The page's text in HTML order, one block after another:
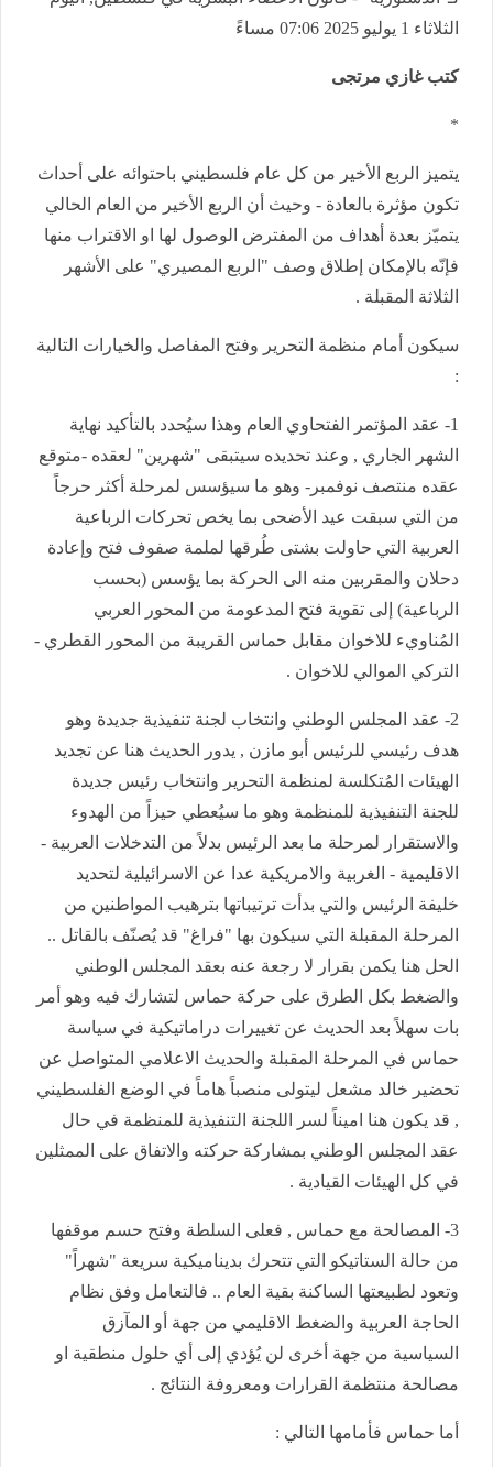
الثلاثاء 1 يوليو 2025 07:06 مساءً
كتب غازي مرتجى
*
يتميز الربع الأخير من كل عام فلسطيني باحتوائه على أحداث
تكون مؤثرة بالعادة - وحيث أن الربع الأخير من العام الحالي
يتميّز بعدة أهداف من المفترض الوصول لها او الاقتراب منها
فإنّه بالإمكان إطلاق وصف "الربع المصيري" على الأشهر
الثلاثة المقبلة .
سيكون أمام منظمة التحرير وفتح المفاصل والخيارات التالية
:
1- عقد المؤتمر الفتحاوي العام وهذا سيُحدد بالتأكيد نهاية
الشهر الجاري , وعند تحديده سيتبقى "شهرين" لعقده -متوقع
عقده منتصف نوفمبر- وهو ما سيؤسس لمرحلة أكثر حرجاً
من التي سبقت عيد الأضحى بما يخص تحركات الرباعية
العربية التي حاولت بشتى طُرقها لملمة صفوف فتح وإعادة
دحلان والمقربين منه الى الحركة بما يؤسس (بحسب
الرباعية) إلى تقوية فتح المدعومة من المحور العربي
المُناويء للاخوان مقابل حماس القريبة من المحور القطري -
التركي الموالي للاخوان .
2- عقد المجلس الوطني وانتخاب لجنة تنفيذية جديدة وهو
هدف رئيسي للرئيس أبو مازن , يدور الحديث هنا عن تجديد
الهيئات المُتكلسة لمنظمة التحرير وانتخاب رئيس جديدة
للجنة التنفيذية للمنظمة وهو ما سيُعطي حيزاً من الهدوء
والاستقرار لمرحلة ما بعد الرئيس بدلاً من التدخلات العربية -
الاقليمية - الغربية والامريكية عدا عن الاسرائيلية لتحديد
خليفة الرئيس والتي بدأت ترتيباتها بترهيب المواطنين من
المرحلة المقبلة التي سيكون بها "فراغ" قد يُصنّف بالقاتل ..
الحل هنا يكمن بقرار لا رجعة عنه بعقد المجلس الوطني
والضغط بكل الطرق على حركة حماس لتشارك فيه وهو أمر
بات سهلاً بعد الحديث عن تغييرات دراماتيكية في سياسة
حماس في المرحلة المقبلة والحديث الاعلامي المتواصل عن
تحضير خالد مشعل ليتولى منصباً هاماً في الوضع الفلسطيني
, قد يكون هنا اميناً لسر اللجنة التنفيذية للمنظمة في حال
عقد المجلس الوطني بمشاركة حركته والاتفاق على الممثلين
في كل الهيئات القيادية .
3- المصالحة مع حماس , فعلى السلطة وفتح حسم موقفها
من حالة الستاتيكو التي تتحرك بديناميكية سريعة "شهراً"
وتعود لطبيعتها الساكنة بقية العام .. فالتعامل وفق نظام
الحاجة العربية والضغط الاقليمي من جهة أو المآزق
السياسية من جهة أخرى لن يُؤدي إلى أي حلول منطقية او
مصالحة منتظمة القرارات ومعروفة النتائج .
أما حماس فأمامها التالي :